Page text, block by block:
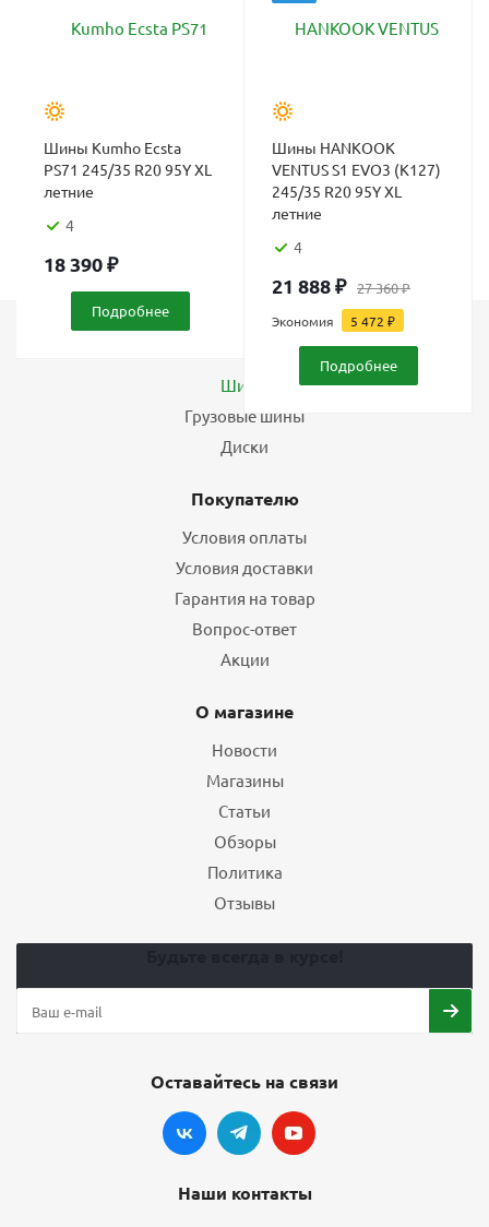
Шины Kumho Ecsta
PS71 245/35 R20 95Y XL
летние
4
18 390₽
Подробнее
Шины HANKOOK
VENTUS S1 EVO3 (K127)
245/35 R20 95Y XL
летние
4
21 888₽ 27 360₽
Экономия 5 472 ₽
Подробнее
Шины
Грузовые шины
Диски
Покупателю
Условия оплаты
Условия доставки
Гарантия на товар
Вопрос-ответ
Акции
О магазине
Новости
Магазины
Статьи
Обзоры
Политика
Отзывы
Оставайтесь на связи
Наши контакты